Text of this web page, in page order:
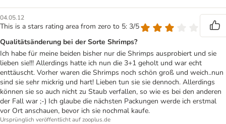
04.05.12
This is a stars rating area from zero to 5: 3/5
Qualitätsänderung bei der Sorte Shrimps?
Ich habe für meine beiden bisher nur die Shrimps ausprobiert und sie
lieben sie!!! Allerdings hatte ich nun die 3+1 geholt und war echt
enttäuscht. Vorher waren die Shrimps noch schön groß und weich..nun
sind sie sehr mickrig und hart! Lieben tun sie sie dennoch. Allerdings
können sie so auch nicht zu Staub verfallen, so wie es bei den anderen
der Fall war ;-) Ich glaube die nächsten Packungen werde ich erstmal
vor Ort anschauen, bevor ich sie nochmal kaufe.
Ursprünglich veröffentlicht auf zooplus.de